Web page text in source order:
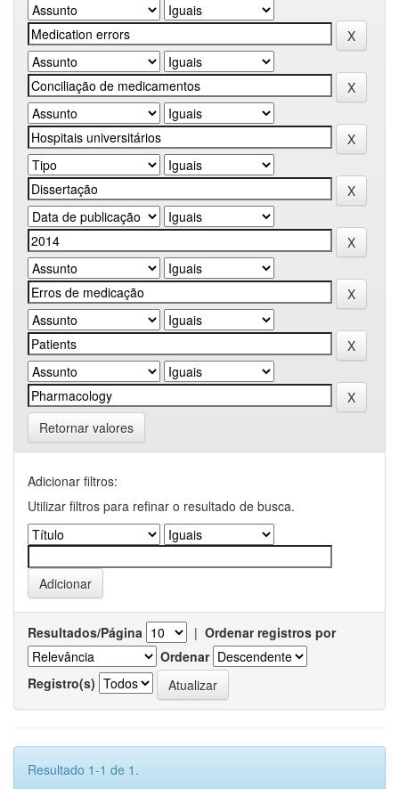
Retornar valores
Adicionar filtros:
Utilizar filtros para refinar o resultado de busca.
Resultados/Página | Ordenar registros por
Ordenar
Registro(s)
Resultado 1-1 de 1.